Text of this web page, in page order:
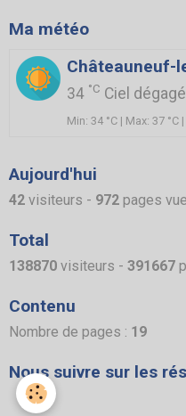
Ma météo
Châteauneuf-
34 °C Ciel dégagé
Min: 34 °C | Max: 37 °C
Aujourd'hui
42 visiteurs - 972 pages
Total
138870 visiteurs - 391667
Contenu
Nombre de pages : 19
Nous suivre sur les